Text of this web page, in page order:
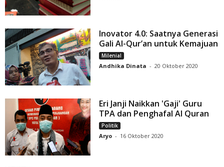
Inovator 4.0: Saatnya Generasi
Gali Al-Qur’an untuk Kemajuan
Milenial
Andhika Dinata - 20 Oktober 2020
Eri Janji Naikkan 'Gaji' Guru
TPA dan Penghafal Al Quran
Politik
Aryo - 16 Oktober 2020